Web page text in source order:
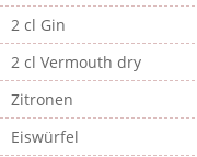
2 cl Gin
2 cl Vermouth dry
Zitronen
Eiswürfel